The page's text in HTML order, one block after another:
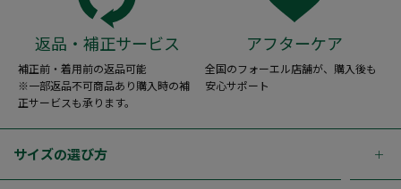
返品・補正サービス
補正前・着用前の返品可能
※一部返品不可商品あり購入時の補
正サービスも承ります。
アフターケア
全国のフォーエル店舗が、購入後も
安心サポート
サイズの選び方